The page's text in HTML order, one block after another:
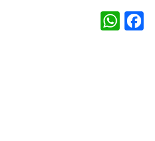
Facebook